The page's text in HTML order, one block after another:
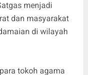
menjadi
dan masyarakat
di wilayah
tokoh agama